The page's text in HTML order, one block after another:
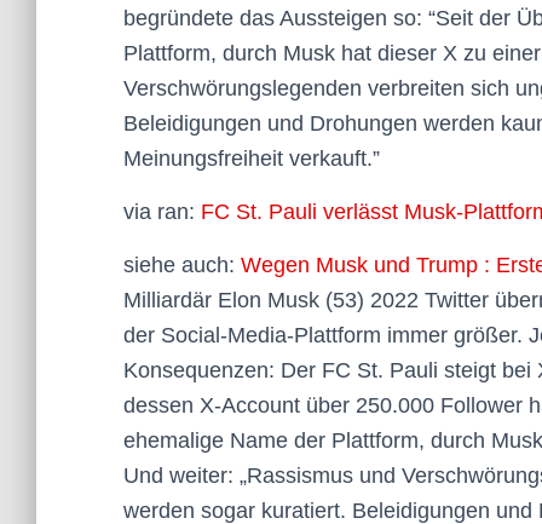
begründete das Aussteigen so: “Seit der
Plattform, durch Musk hat dieser X zu
Verschwörungslegenden verbreiten sich
Beleidigungen und Drohungen werden
Meinungsfreiheit verkauft.”
via ran: FC St. Pauli verlässt Musk-
siehe auch: Wegen Musk und Trump :
Milliardär Elon Musk (53) 2022 Twitter
der Social-Media-Plattform immer größer.
Konsequenzen: Der FC St. Pauli steigt
dessen X-Account über 250.000 Follower
ehemalige Name der Plattform, durch
Und weiter: „Rassismus und
werden sogar kuratiert. Beleidigungen